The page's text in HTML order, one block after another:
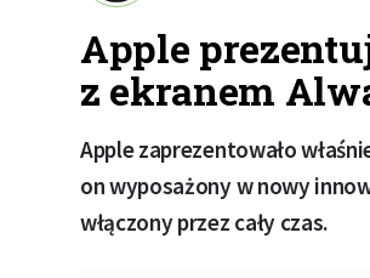
Apple
z ekranem
Apple zaprezentowało
on wyposażony w nowy
włączony przez cały czas.